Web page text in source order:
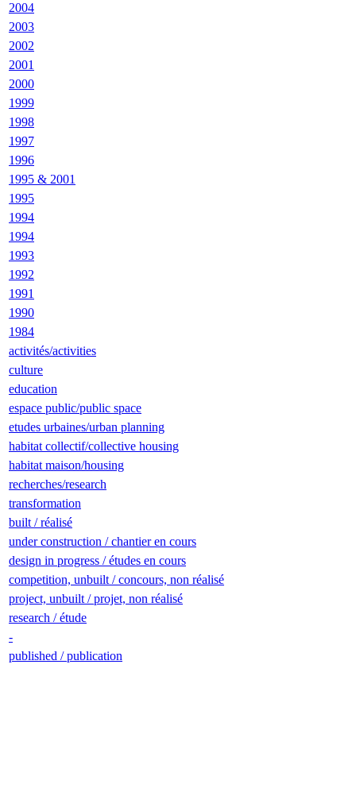
2004
2003
2002
2001
2000
1999
1998
1997
1996
1995 & 2001
1995
1994
1994
1993
1992
1991
1990
1984
activités/activities
culture
education
espace public/public space
etudes urbaines/urban planning
habitat collectif/collective housing
habitat maison/housing
recherches/research
transformation
built / réalisé
under construction / chantier en cours
design in progress / études en cours
competition, unbuilt / concours, non réalisé
project, unbuilt / projet, non réalisé
research / étude
-
published / publication